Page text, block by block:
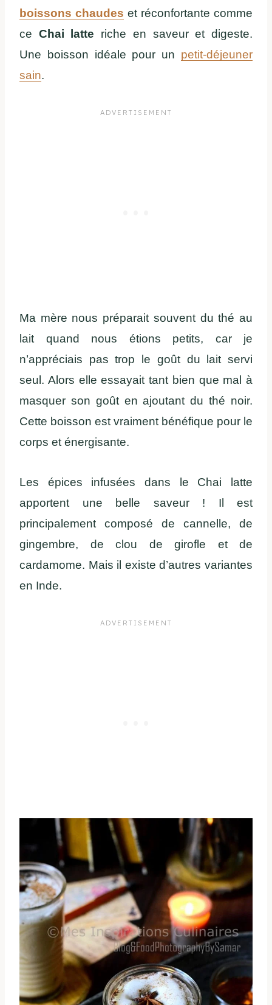
boissons chaudes et réconfortante comme
ce Chai latte riche en saveur et digeste.
Une boisson idéale pour un petit-déjeuner
sain.
Ma mère nous préparait souvent du thé au
lait quand nous étions petits, car je
n’appréciais pas trop le goût du lait servi
seul. Alors elle essayait tant bien que mal à
masquer son goût en ajoutant du thé noir.
Cette boisson est vraiment bénéfique pour le
corps et énergisante.
Les épices infusées dans le Chai latte
apportent une belle saveur ! Il est
principalement composé de cannelle, de
gingembre, de clou de girofle et de
cardamome. Mais il existe d’autres variantes
en Inde.